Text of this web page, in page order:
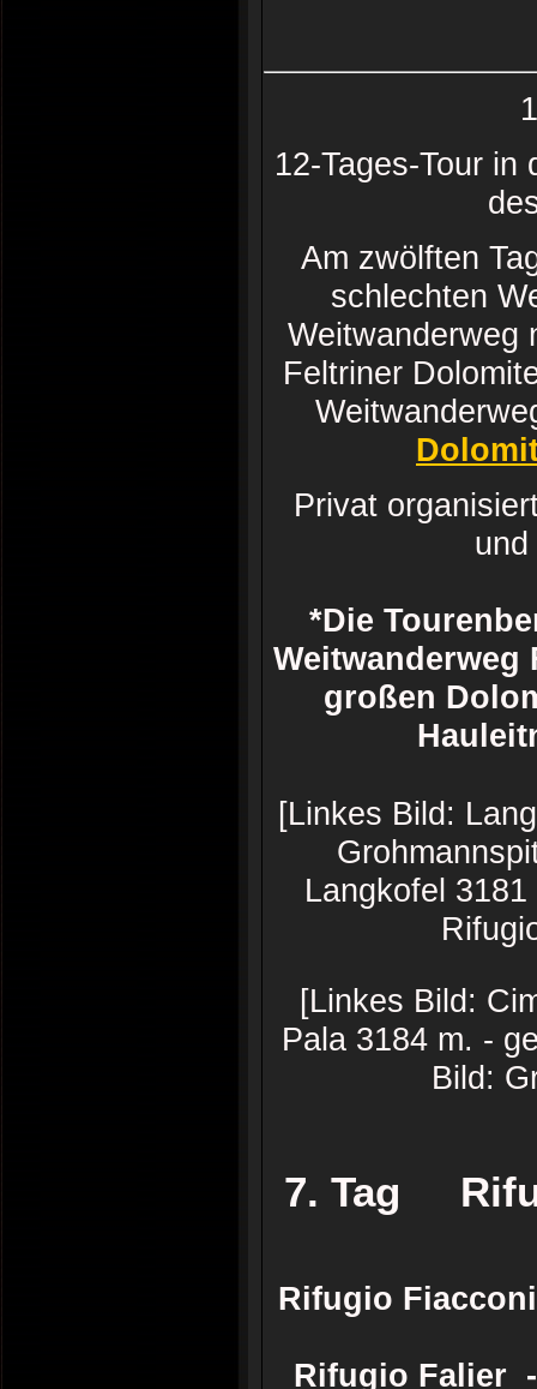
12-Tages-Tour in
Am zwölften
schlechten
Weitwanderweg
Feltriner
Privat
*Die
großen
[Linkes Bild:
Langkofel
[Linkes Bild:
Pala 3184 m. -
Bild:
7. Tag
Rifugio
Rifugio Falier